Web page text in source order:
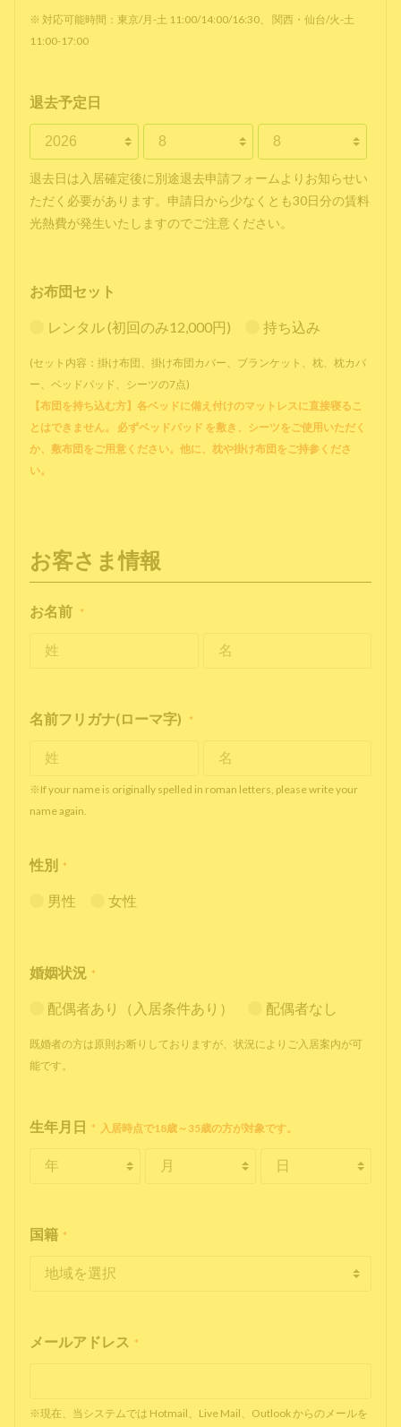
※ 対応可能時間：東京/月-土 11:00/14:00/16:30、 関西・仙台/火-土
11:00-17:00
退去予定日
退去日は入居確定後に別途退去申請フォームよりお知らせい
ただく必要があります。申請日から少なくとも30日分の賃料
光熱費が発生いたしますのでご注意ください。
お布団セット
レンタル (初回のみ12,000円) 持ち込み
(セット内容：掛け布団、掛け布団カバー、ブランケット、枕、枕カバ
ー、ベッドパッド、シーツの7点)
【布団を持ち込む方】各ベッドに備え付けのマットレスに直接寝るこ
とはできません。 必ずベッドパッド を敷き、シーツをご使用いただく
か、敷布団をご用意ください。他に、枕や掛け布団をご持参くださ
い。
お客さま情報
お名前 *
名前フリガナ(ローマ字) *
※If your name is originally spelled in roman letters, please write your
name again.
性別 *
男性 女性
婚姻状況 *
配偶者あり（入居条件あり） 配偶者なし
既婚者の方は原則お断りしておりますが、状況によりご入居案内が可
能です。
生年月日 * 入居時点で18歳～35歳の方が対象です。
国籍 *
メールアドレス *
※現在、当システムでは Hotmail、Live Mail、Outlook からのメールを